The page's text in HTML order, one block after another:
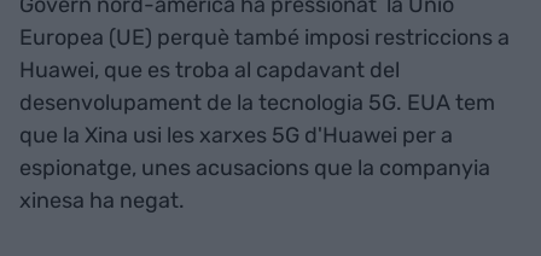
Europea (UE) perquè també imposi restriccions a
Huawei, que es troba al capdavant del
desenvolupament de la tecnologia 5G. EUA tem
que la Xina usi les xarxes 5G d'Huawei per a
espionatge, unes acusacions que la companyia
xinesa ha negat.